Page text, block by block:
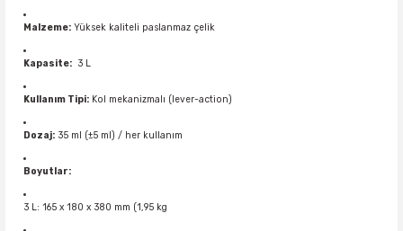
Malzeme: Yüksek kaliteli paslanmaz çelik
Kapasite: 3 L
Kullanım Tipi: Kol mekanizmalı (lever-action)
Dozaj: 35 ml (±5 ml) / her kullanım
Boyutlar:
3 L: 165 x 180 x 380 mm (1,95 kg